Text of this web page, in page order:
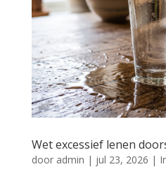
Wet excessief lenen
door admin | jul 23, 2026 |